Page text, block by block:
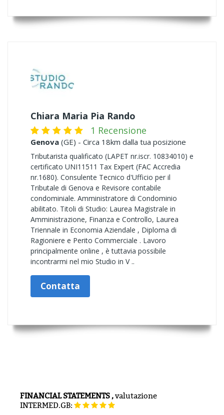
Chiara Maria Pia Rando
1 Recensione
Genova (GE) - Circa 18km dalla tua posizione
Tributarista qualificato (LAPET nr.iscr. 10834010) e
certificato UNI11511 Tax Expert (FAC Accredia
nr.1680). Consulente Tecnico d'Ufficio per il
Tributale di Genova e Revisore contabile
condominiale. Amministratore di Condominio
abilitato. Titoli di Studio: Laurea Magistrale in
Amministrazione, Finanza e Controllo, Laurea
Triennale in Economia Aziendale , Diploma di
Ragioniere e Perito Commerciale . Lavoro
principalmente online , è tuttavia possibile
incontrarmi nel mio Studio in V ..
Contatta
FINANCIAL STATEMENTS ,valutazione
INTERMED.GB: